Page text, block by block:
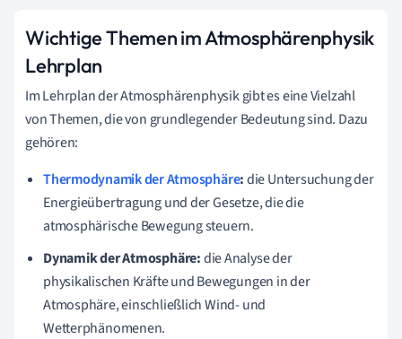
Wichtige Themen im Atmosphärenphysik
Lehrplan
Im Lehrplan der Atmosphärenphysik gibt es eine Vielzahl
von Themen, die von grundlegender Bedeutung sind. Dazu
gehören:
Thermodynamik der Atmosphäre:die Untersuchung der
Energieübertragung und der Gesetze, die die
atmosphärische Bewegung steuern.
Dynamik der Atmosphäre:die Analyse der
physikalischen Kräfte und Bewegungen in der
Atmosphäre, einschließlich Wind- und
Wetterphänomenen.